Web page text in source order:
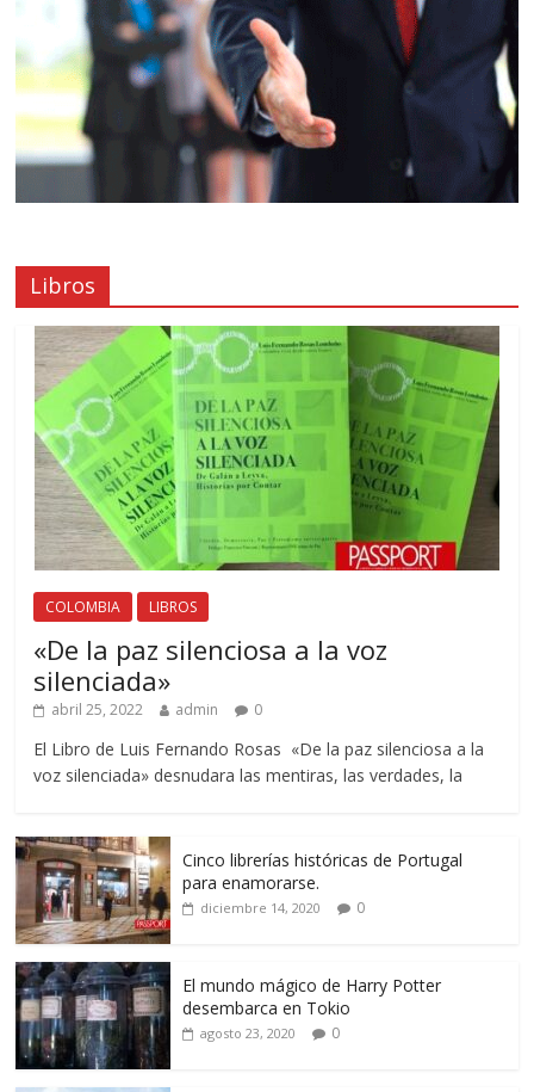
Libros
COLOMBIA LIBROS
«De la paz silenciosa a la voz
silenciada»
abril 25, 2022 admin 0
El Libro de Luis Fernando Rosas «De la paz silenciosa a la
voz silenciada» desnudara las mentiras, las verdades, la
Cinco librerías históricas de Portugal
para enamorarse.
diciembre 14, 2020 0
El mundo mágico de Harry Potter
desembarca en Tokio
agosto 23, 2020 0